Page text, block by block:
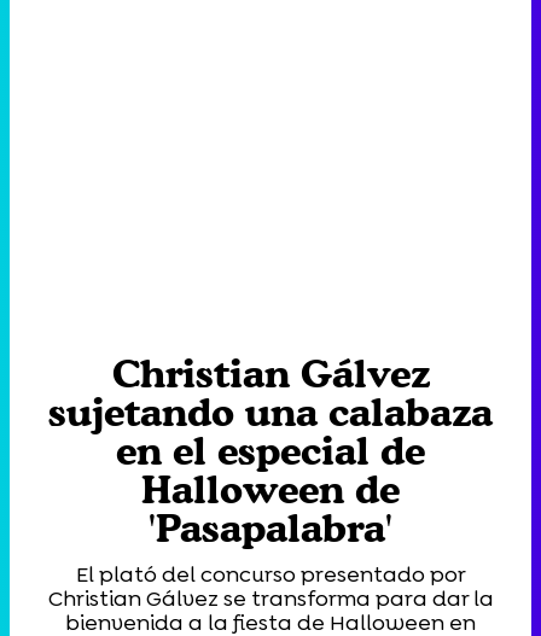
Christian Gálvez
sujetando una calabaza
en el especial de
Halloween de
'Pasapalabra'
El plató del concurso presentado por
Christian Gálvez se transforma para dar la
bienvenida a la fiesta de Halloween en